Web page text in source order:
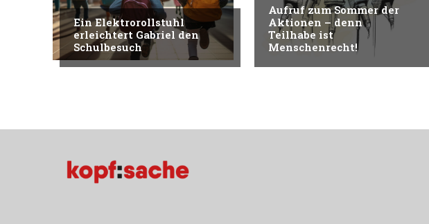
Ein Elektrorollstuhl
erleichtert Gabriel den
Schulbesuch
Aufruf zum Sommer der
Aktionen – denn
Teilhabe ist
Menschenrecht!